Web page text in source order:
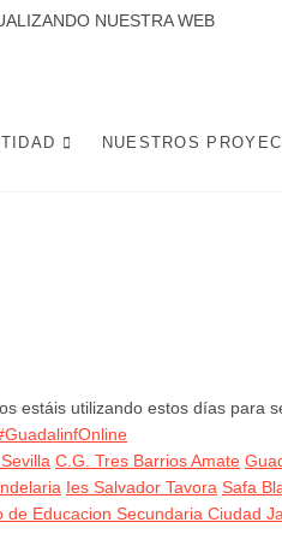
NUESTRA WEB
LA VIDA Y CONVIVENCIA DE
NUESTROS
estáis utilizando estos días para
C.G. Tres Barrios Amate
Ies Salvador Tavora Safa
de Educacion Secundaria Ciudad